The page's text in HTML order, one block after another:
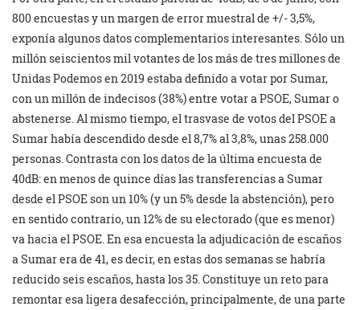
800 encuestas y un margen de error muestral de +/- 3,5%,
exponía algunos datos complementarios interesantes. Sólo un
millón seiscientos mil votantes de los más de tres millones de
Unidas Podemos en 2019 estaba definido a votar por Sumar,
con un millón de indecisos (38%) entre votar a PSOE, Sumar o
abstenerse. Al mismo tiempo, el trasvase de votos del PSOE a
Sumar había descendido desde el 8,7% al 3,8%, unas 258.000
personas. Contrasta con los datos de la última encuesta de
40dB: en menos de quince días las transferencias a Sumar
desde el PSOE son un 10% (y un 5% desde la abstención), pero
en sentido contrario, un 12% de su electorado (que es menor)
va hacia el PSOE. En esa encuesta la adjudicación de escaños
a Sumar era de 41, es decir, en estas dos semanas se habría
reducido seis escaños, hasta los 35. Constituye un reto para
remontar esa ligera desafección, principalmente, de una parte